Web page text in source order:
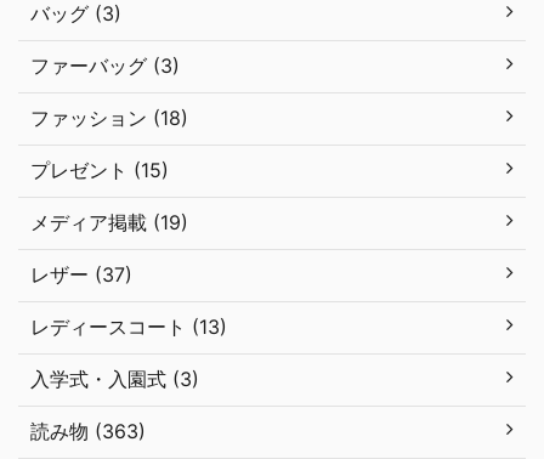
バッグ (3)
ファーバッグ (3)
ファッション (18)
プレゼント (15)
メディア掲載 (19)
レザー (37)
レディースコート (13)
入学式・入園式 (3)
読み物 (363)